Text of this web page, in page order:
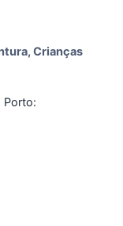
Crianças
Porto: